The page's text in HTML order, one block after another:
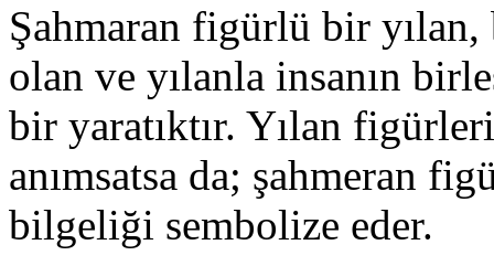
Şahmaran figürlü bir yılan,
olan ve yılanla insanın
bir yaratıktır. Yılan
anımsatsa da; şahmeran
bilgeliği sembolize eder.